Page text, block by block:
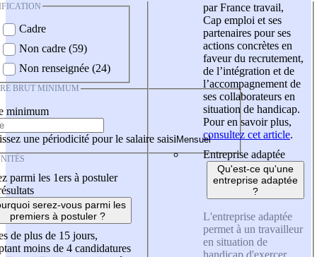
Cadre
Non cadre (59)
Non renseignée (24)
BRUT MINIMUM
minimum
une périodicité pour le salaire saisi
parmi les 1ers à postuler
serez-vous parmi les
premiers à postuler ?
de plus de 15 jours,
moins de 4 candidatures
par France travail,
Cap emploi et ses
partenaires pour ses
actions concrètes en
faveur du recrutement,
de l’intégration et de
l’accompagnement de
ses collaborateurs en
situation de handicap.
Pour en savoir plus,
consultez cet article.
Entreprise adaptée
Qu'est-ce qu'une
entreprise adaptée
?
L'entreprise adaptée
permet à un travailleur
en situation de
handicap d'exercer